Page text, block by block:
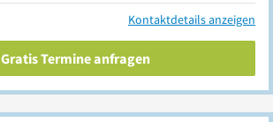
Kontaktdetails anzeigen
Gratis Termine anfragen